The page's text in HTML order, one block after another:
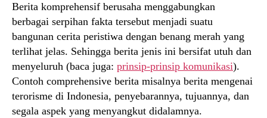
Berita komprehensif berusaha menggabungkan
berbagai serpihan fakta tersebut menjadi suatu
bangunan cerita peristiwa dengan benang merah yang
terlihat jelas. Sehingga berita jenis ini bersifat utuh dan
menyeluruh (baca juga: prinsip-prinsip komunikasi).
Contoh comprehensive berita misalnya berita mengenai
terorisme di Indonesia, penyebarannya, tujuannya, dan
segala aspek yang menyangkut didalamnya.